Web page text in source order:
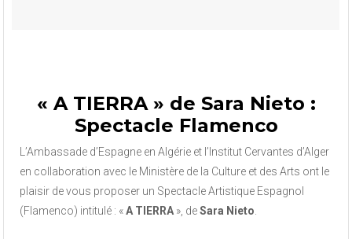
« A TIERRA » de Sara Nieto :
Spectacle Flamenco
L’Ambassade d’Espagne en Algérie et l’Institut Cervantes d’Alger
en collaboration avec le Ministère de la Culture et des Arts ont le
plaisir de vous proposer un Spectacle Artistique Espagnol
(Flamenco) intitulé : «A TIERRA », deSara Nieto